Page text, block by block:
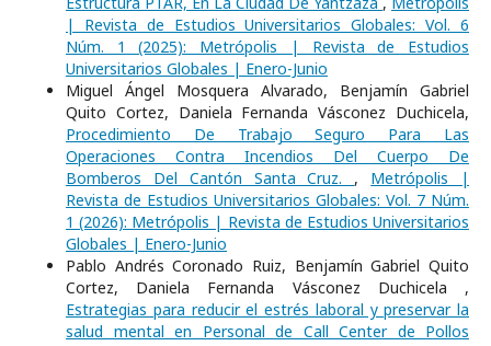
| Revista de Estudios Universitarios Globales: Vol. 6
Núm. 1 (2025): Metrópolis | Revista de Estudios
Universitarios Globales | Enero-Junio
Miguel Ángel Mosquera Alvarado, Benjamín Gabriel
Quito Cortez, Daniela Fernanda Vásconez Duchicela,
Procedimiento De Trabajo Seguro Para Las
Operaciones Contra Incendios Del Cuerpo De
Bomberos Del Cantón Santa Cruz. , Metrópolis |
Revista de Estudios Universitarios Globales: Vol. 7 Núm.
1 (2026): Metrópolis | Revista de Estudios Universitarios
Globales | Enero-Junio
Pablo Andrés Coronado Ruiz, Benjamín Gabriel Quito
Cortez, Daniela Fernanda Vásconez Duchicela ,
Estrategias para reducir el estrés laboral y preservar la
salud mental en Personal de Call Center de Pollos